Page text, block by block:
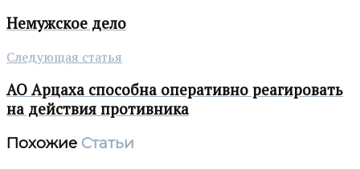
Немужское дело
Следующая статья
АО Арцаха способна оперативно реагировать
на действия противника
Похожие Статьи